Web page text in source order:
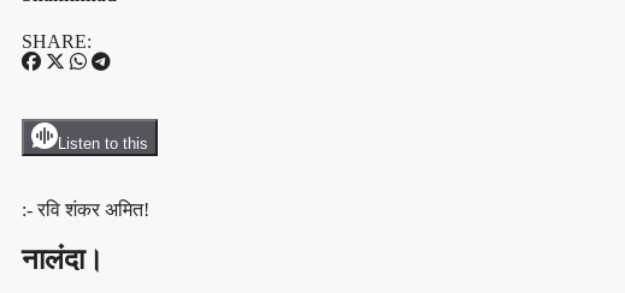
SHARE:
Listen to this
:- रवि शंकर अमित!
नालंदा।